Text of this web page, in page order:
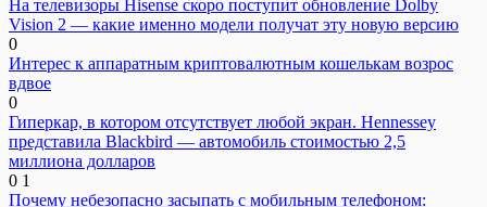
На телевизоры Hisense скоро поступит обновление Dolby
Vision 2 — какие именно модели получат эту новую версию
0
Интерес к аппаратным криптовалютным кошелькам возрос
вдвое
0
Гиперкар, в котором отсутствует любой экран. Hennessey
представила Blackbird — автомобиль стоимостью 2,5
миллиона долларов
0 1
Почему небезопасно засыпать с мобильным телефоном: